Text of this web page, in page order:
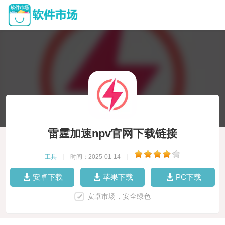
雷霆加速npv官网下载链接
工具 时间：2025-01-14
安卓下载 苹果下载 PC下载
安卓市场，安全绿色